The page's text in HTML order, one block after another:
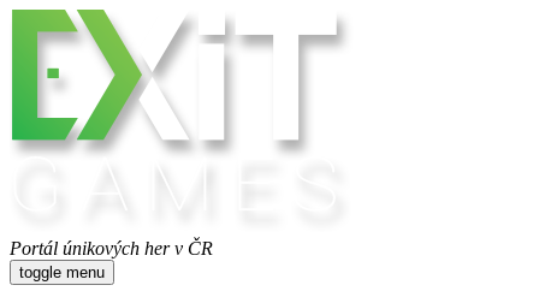
Portál únikových her v ČR
toggle menu